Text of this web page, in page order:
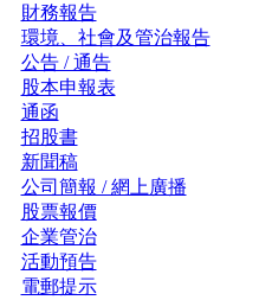
財務報告
環境、社會及管治報告
公告 / 通告
股本申報表
通函
招股書
新聞稿
公司簡報 / 網上廣播
股票報價
企業管治
活動預告
電郵提示